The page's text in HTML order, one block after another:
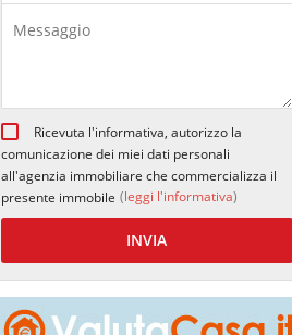
Ricevuta l'informativa, autorizzo la
comunicazione dei miei dati personali
all'agenzia immobiliare che commercializza il
presente immobile (leggi l'informativa)
INVIA